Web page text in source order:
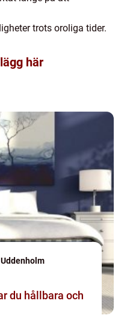
trots oroliga tider.
här